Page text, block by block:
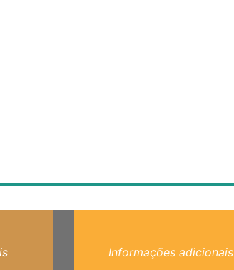
Informações adicionais